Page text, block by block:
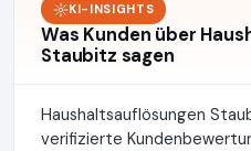
KI-INSIGHTS
Was Kunden über
Staubitz sagen
Haushaltsauflösungen
verifizierte